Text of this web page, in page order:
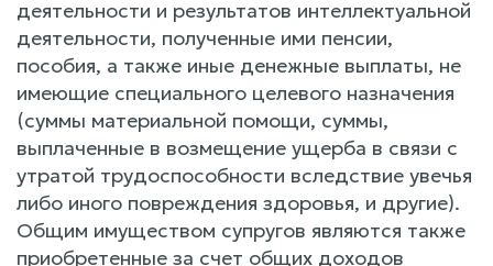
деятельности и результатов интеллектуальной
деятельности, полученные ими пенсии,
пособия, a также иные денежные выплаты, не
имеющие специального целевого назначения
(суммы материальной помощи, суммы,
выплаченные в возмещение ущерба в связи c
утратой трудоспособности вследствие увечья
либо иного повреждения здоровья, и другие).
Общим имуществом супругов являются также
приобретенные за счет общих доходов